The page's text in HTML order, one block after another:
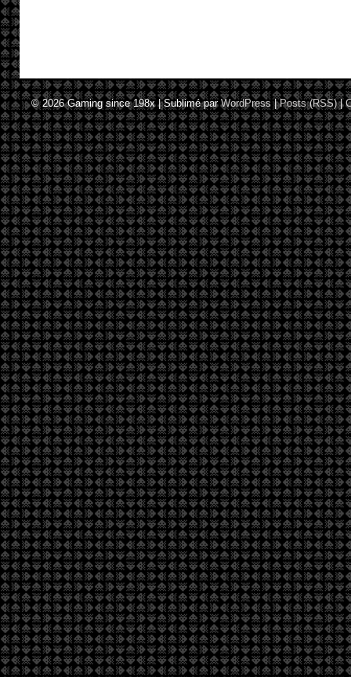
© 2026Gaming since 198x|Sublimé parWordPress |Posts (RSS)|